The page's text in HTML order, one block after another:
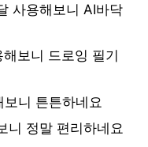
사용해보니 AI바닥
보니 드로잉 필기
니 튼튼하네요
니 정말 편리하네요